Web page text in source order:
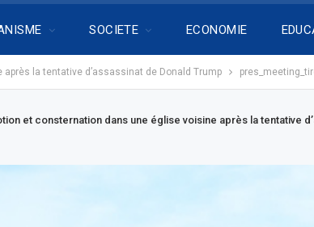
SOCIETE ECONOMIE
la tentative d’assassinat de Donald Trump
et consternation dans une église voisine après la tentative